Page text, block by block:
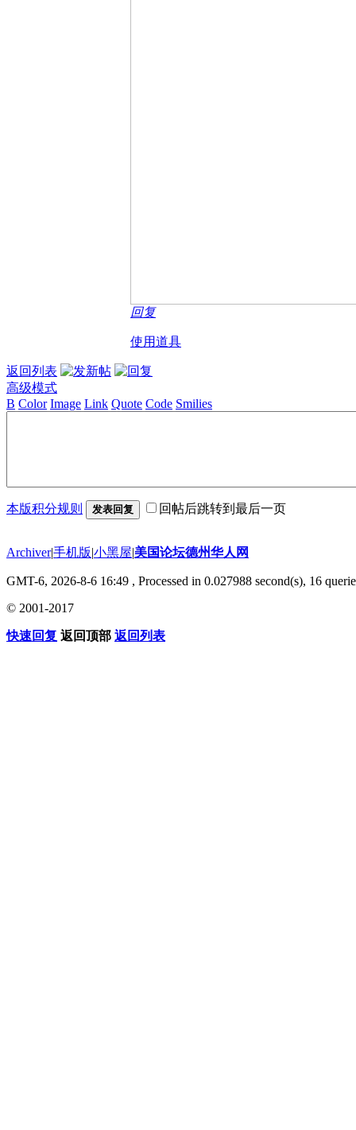
回复
使用道具
返回列表
高级模式
B Color Image Link Quote Code Smilies
本版积分规则 发表回复 回帖后跳转到最后一页
Archiver|手机版|小黑屋|美国论坛德州华人网
GMT-6, 2026-8-6 16:49 , Processed in 0.027988 second(s), 16
© 2001-2017
快速回复 返回顶部 返回列表